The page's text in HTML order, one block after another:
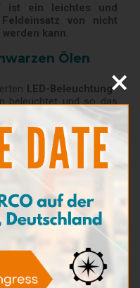
ist ein leichtes und
von nicht
kann.
Ölen
LED-Beleuchtung*
beleuchtet und so das
stark verschmutzten
eine direkte
– ganz
Berechnungen:
×